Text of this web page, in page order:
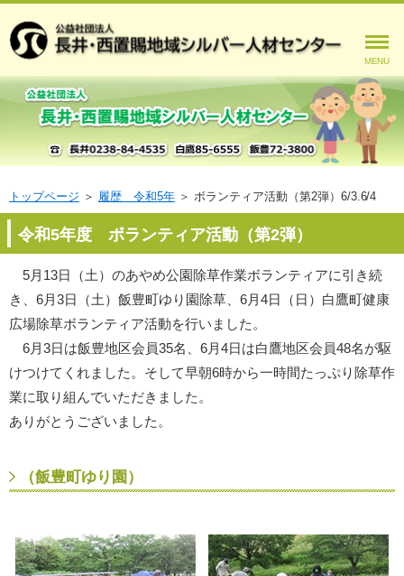
MENU
トップページ ＞ 履歴 令和5年＞ ボランティア活動（第2弾）6/3.6/4
令和5年度 ボランティア活動（第2弾）
5月13日（土）のあやめ公園除草作業ボランティアに引き続
き、6月3日（土）飯豊町ゆり園除草、6月4日（日）白鷹町健康
広場除草ボランティア活動を行いました。
6月3日は飯豊地区会員35名、6月4日は白鷹地区会員48名が駆
けつけてくれました。そして早朝6時から一時間たっぷり除草作
業に取り組んでいただきました。
ありがとうございました。
（飯豊町ゆり園）